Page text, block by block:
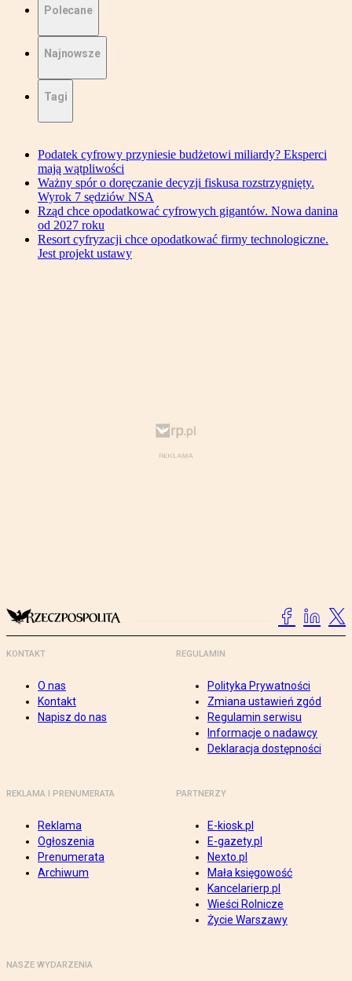
Polecane
Najnowsze
Tagi
Podatek cyfrowy przyniesie budżetowi miliardy? Eksperci
mają wątpliwości
Ważny spór o doręczanie decyzji fiskusa rozstrzygnięty.
Wyrok 7 sędziów NSA
Rząd chce opodatkować cyfrowych gigantów. Nowa danina
od 2027 roku
Resort cyfryzacji chce opodatkować firmy technologiczne.
Jest projekt ustawy
KONTAKT
O nas
Kontakt
Napisz do nas
REGULAMIN
Polityka Prywatności
Zmiana ustawień zgód
Regulamin serwisu
Informacje o nadawcy
Deklaracja dostępności
REKLAMA I PRENUMERATA
Reklama
Ogłoszenia
Prenumerata
Archiwum
PARTNERZY
E-kiosk.pl
E-gazety.pl
Nexto.pl
Mała księgowość
Kancelarierp.pl
Wieści Rolnicze
Życie Warszawy
NASZE WYDARZENIA